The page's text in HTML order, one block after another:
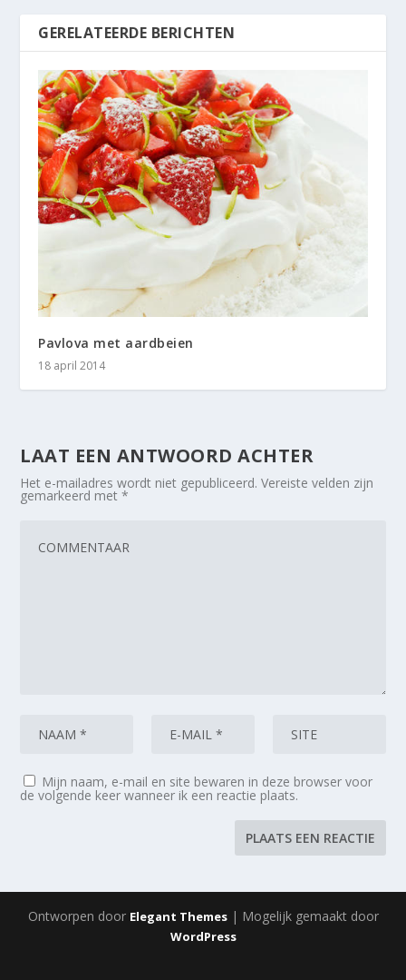
GERELATEERDE BERICHTEN
Pavlova met aardbeien
18 april 2014
LAAT EEN ANTWOORD ACHTER
Het e-mailadres wordt niet gepubliceerd. Vereiste velden zijn
gemarkeerd met*
Mijn naam, e-mail en site bewaren in deze browser voor
de volgende keer wanneer ik een reactie plaats.
Ontworpen door Elegant Themes| Mogelijk gemaakt door
WordPress